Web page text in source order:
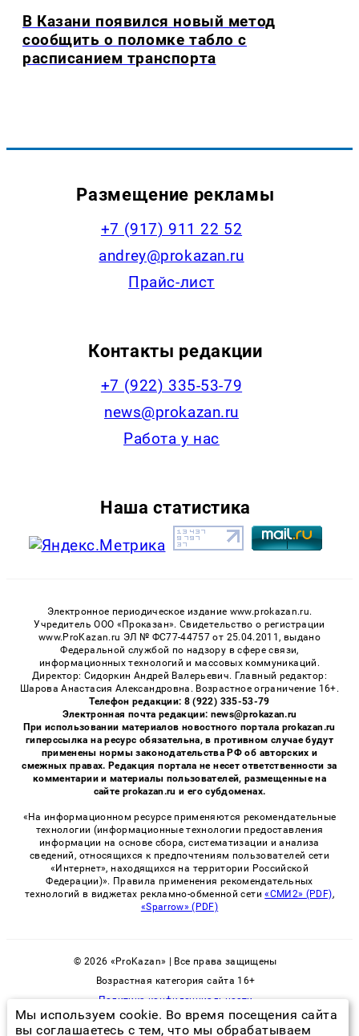
В Казани появился новый метод
сообщить о поломке табло с
расписанием транспорта
Размещение рекламы
+7 (917) 911 22 52
andrey@prokazan.ru
Прайс-лист
Контакты редакции
+7 (922) 335-53-79
news@prokazan.ru
Работа у нас
Наша статистика
Электронное периодическое издание www.prokazan.ru.
Учредитель ООО «Проказан». Cвидетельство о регистрации
www.ProKazan.ru ЭЛ № ФС77-44757 от 25.04.2011, выдано
Федеральной службой по надзору в сфере связи,
информационных технологий и массовых коммуникаций.
Директор: Сидоркин Андрей Валерьевич. Главный редактор:
Шарова Анастасия Александровна. Возрастное ограничение 16+.
Телефон редакции: 8 (922) 335-53-79
Электронная почта редакции: news@prokazan.ru
При использовании материалов новостного портала prokazan.ru
гиперссылка на ресурс обязательна, в противном случае будут
применены нормы законодательства РФ об авторских и
смежных правах. Редакция портала не несет ответственности за
комментарии и материалы пользователей, размещенные на
сайте prokazan.ru и его субдоменах.
«На информационном ресурсе применяются рекомендательные
технологии (информационные технологии предоставления
информации на основе сбора, систематизации и анализа
сведений, относящихся к предпочтениям пользователей сети
«Интернет», находящихся на территории Российской
Федерации)». Правила применения рекомендательных
технологий в виджетах рекламно-обменной сети«СМИ2» (PDF),
«Sparrow» (PDF)
© 2026 «ProKazan» | Все права защищены
Возрастная категория сайта 16+
Политика конфиденциальности
Мы используем cookie. Во время посещения сайта
вы соглашаетесь с тем, что мы обрабатываем